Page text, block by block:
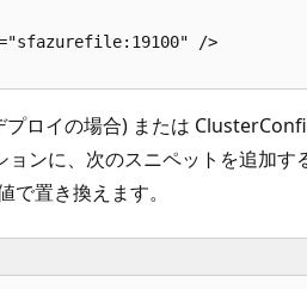
/>
ロイの場合) または
ンに、次のスニペットを追加す
置き換えます。